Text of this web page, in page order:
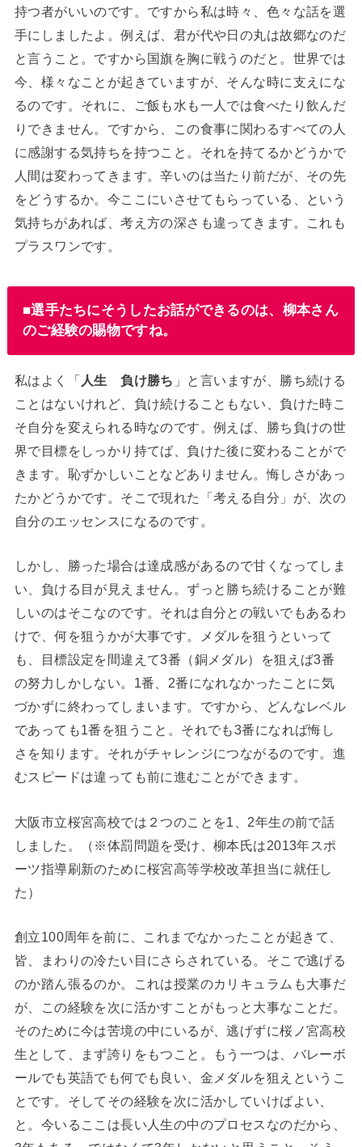
持つ者がいいのです。ですから私は時々、色々な話を選
手にしましたよ。例えば、君が代や日の丸は故郷なのだ
と言うこと。ですから国旗を胸に戦うのだと。世界では
今、様々なことが起きていますが、そんな時に支えにな
るのです。それに、ご飯も水も一人では食べたり飲んだ
りできません。ですから、この食事に関わるすべての人
に感謝する気持ちを持つこと。それを持てるかどうかで
人間は変わってきます。辛いのは当たり前だが、その先
をどうするか。今ここにいさせてもらっている、という
気持ちがあれば、考え方の深さも違ってきます。これも
プラスワンです。
■選手たちにそうしたお話ができるのは、柳本さん
のご経験の賜物ですね。
私はよく「 人生 負け勝ち 」と言いますが、勝ち続ける
ことはないけれど、負け続けることもない、負けた時こ
そ自分を変えられる時なのです。例えば、勝ち負けの世
界で目標をしっかり持てば、負けた後に変わることがで
きます。恥ずかしいことなどありません。悔しさがあっ
たかどうかです。そこで現れた「考える自分」が、次の
自分のエッセンスになるのです。
しかし、勝った場合は達成感があるので甘くなってしま
い、負ける目が見えません。ずっと勝ち続けることが難
しいのはそこなのです。それは自分との戦いでもあるわ
けで、何を狙うかが大事です。メダルを狙うといって
も、目標設定を間違えて3番（銅メダル）を狙えば3番
の努力しかしない。1番、2番になれなかったことに気
づかずに終わってしまいます。ですから、どんなレベル
であっても1番を狙うこと。それでも3番になれば悔し
さを知ります。それがチャレンジにつながるのです。進
むスピードは違っても前に進むことができます。
大阪市立桜宮高校では２つのことを1、2年生の前で話
しました。（※体罰問題を受け、柳本氏は2013年スポ
ーツ指導刷新のために桜宮高等学校改革担当に就任し
た）
創立100周年を前に、これまでなかったことが起きて、
皆、まわりの冷たい目にさらされている。そこで逃げる
のか踏ん張るのか。これは授業のカリキュラムも大事だ
が、この経験を次に活かすことがもっと大事なことだ。
そのために今は苦境の中にいるが、逃げずに桜ノ宮高校
生として、まず誇りをもつこと。もう一つは、バレーボ
ールでも英語でも何でも良い、金メダルを狙えというこ
とです。そしてその経験を次に活かしていけばよい、
と。今いるここは長い人生の中のプロセスなのだから、